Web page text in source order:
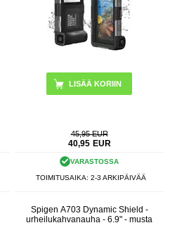
LISÄÄ KORIIN
45,95 EUR
40,95 EUR
VARASTOSSA
TOIMITUSAIKA: 2-3 ARKIPÄIVÄÄ
Spigen A703 Dynamic Shield -
urheilukahvanauha - 6.9" - musta